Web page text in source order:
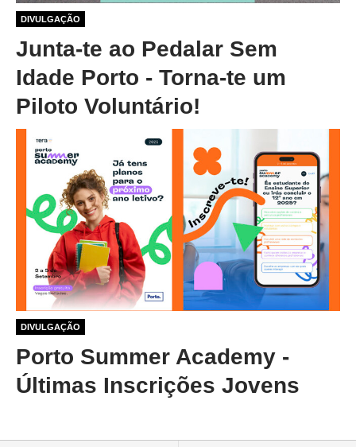
DIVULGAÇÃO
1 ano 1 mês atrás
Junta-te ao Pedalar Sem
Idade Porto - Torna-te um
Piloto Voluntário!
DIVULGAÇÃO
1 ano 1 mês atrás
Porto Summer Academy -
Últimas Inscrições Jovens